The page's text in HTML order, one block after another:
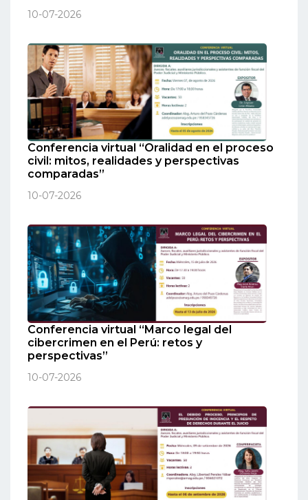
10-07-2026
Conferencia virtual “Oralidad en el proceso
civil: mitos, realidades y perspectivas
comparadas”
10-07-2026
Conferencia virtual “Marco legal del
cibercrimen en el Perú: retos y
perspectivas”
10-07-2026